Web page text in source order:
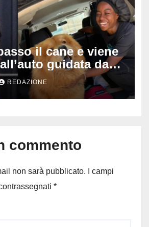
il cane e viene
guidata da
di 4 e 6 anni: l’ex
Bowling lotta tra la
REDAZIONE
commento
non sarà pubblicato.
I campi
*